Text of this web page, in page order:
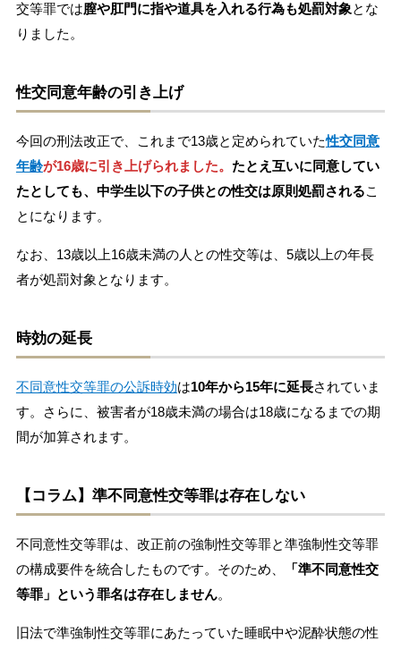
交等罪では膣や肛門に指や道具を入れる行為も処罰対象とな
りました。
性交同意年齢の引き上げ
今回の刑法改正で、これまで13歳と定められていた性交同意
年齢が16歳に引き上げられました。 たとえ互いに同意してい
たとしても、中学生以下の子供との性交は原則処罰されるこ
とになります。
なお、13歳以上16歳未満の人との性交等は、5歳以上の年長
者が処罰対象となります。
時効の延長
不同意性交等罪の公訴時効は10年から15年に延長されていま
す。さらに、被害者が18歳未満の場合は18歳になるまでの期
間が加算されます。
【コラム】準不同意性交等罪は存在しない
不同意性交等罪は、改正前の強制性交等罪と準強制性交等罪
の構成要件を統合したものです。そのため、
「準不同意性交
等罪」という罪名は存在しません。
旧法で準強制性交等罪にあたっていた睡眠中や泥酔状態の性